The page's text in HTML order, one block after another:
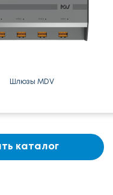
Шлюзы MDV
каталог